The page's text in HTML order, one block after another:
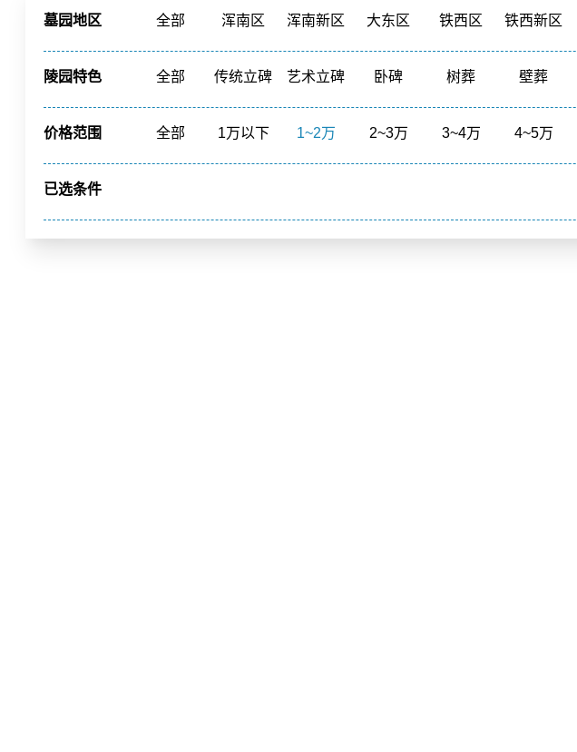
墓园地区 全部 浑南区 浑南新区 大东区 铁西区 铁西新区
新民市
康平县
周边墓园
陵园特色
全部 传统立碑 艺术立碑 卧碑 树葬 壁葬
寺庙福位
草坪葬 立碑 花园环境
福泽之地
价格范围
全部 1万以下 1~2万 2~3万 3~4万 4~5万
20~40万
40万以上
已选条件